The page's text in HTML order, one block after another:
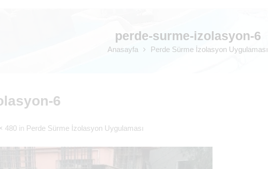
perde-surme-izolasyon-6
Anasayfa Perde Sürme İzolasyon Uygulaması
6
480 in Perde Sürme İzolasyon Uygulaması